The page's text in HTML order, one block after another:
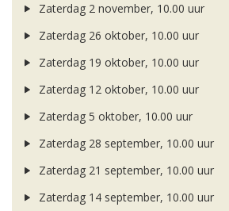
Zaterdag 2 november, 10.00 uur
Zaterdag 26 oktober, 10.00 uur
Zaterdag 19 oktober, 10.00 uur
Zaterdag 12 oktober, 10.00 uur
Zaterdag 5 oktober, 10.00 uur
Zaterdag 28 september, 10.00 uur
Zaterdag 21 september, 10.00 uur
Zaterdag 14 september, 10.00 uur